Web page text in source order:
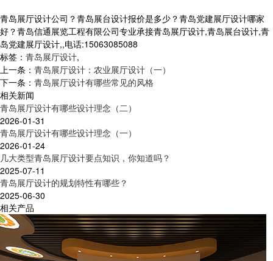
青岛展厅设计公司？青岛展台设计报价是多少？青岛党建展厅设计哪家
好？青岛信通展览工程有限公司专业承接青岛展厅设计,青岛展台设计,青
岛党建展厅设计,,电话:15063085088
标签： 青岛展厅设计,
上一条： 青岛展厅设计：农业展厅设计（一）
下一条： 青岛展厅设计有哪些常见的风格
相关新闻
青岛展厅设计有哪些设计理念（二）
2026-01-31
青岛展厅设计有哪些设计理念（一）
2026-01-24
几大类型青岛展厅设计要点知识，你知道吗？
2025-07-11
青岛展厅设计的规划特性有哪些？
2025-06-30
相关产品